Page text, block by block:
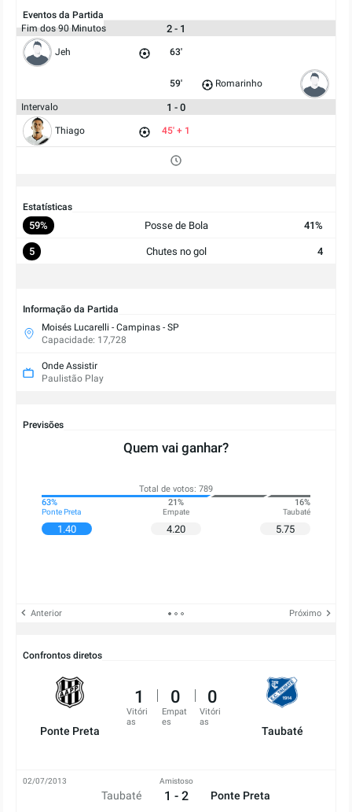
Eventos da Partida
Fim dos 90 Minutos
2 - 1
Jeh 63'
59' Romarinho
Intervalo 1 - 0
Thiago 45' + 1
Estatísticas
59% Posse de Bola 41%
5 Chutes no gol 4
Informação da Partida
Moisés Lucarelli - Campinas - SP
Capacidade: 17,728
Onde Assistir
Paulistão Play
Previsões
Quem vai ganhar?
Total de votos: 789
63%
Ponte Preta
21%
Empate
16%
Taubaté
1.40 4.20 5.75
Anterior Próximo
Confrontos diretos
Ponte Preta
1
Vitóri
as
0
Empat
es
0
Vitóri
as
Taubaté
Taubaté
Amistoso
1 - 2 Ponte Preta
02/07/2013